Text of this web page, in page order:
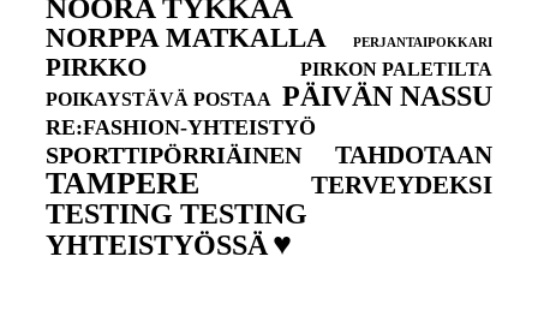
NOORA TYKKÄÄ
NORPPA MATKALLA PERJANTAIPOKKARI
PIRKKO
PIRKON PALETILTA
POIKAYSTÄVÄ POSTAA PÄIVÄN NASSU
RE:FASHION-YHTEISTYÖ
SPORTTIPÖRRIÄINEN TAHDOTAAN
TAMPERE TERVEYDEKSI
TESTING TESTING
YHTEISTYÖSSÄ ♥